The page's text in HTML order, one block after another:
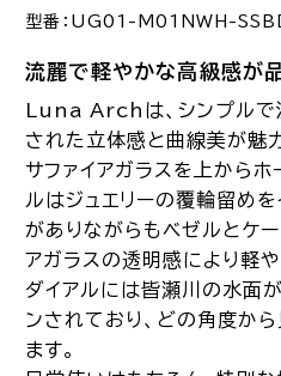
型番：UG01-M01NWH-
流麗で軽やかな高級感が
Luna Archは、シンプルで
された立体感と曲線美が魅
サファイアガラスを上から
ルはジュエリーの覆輪留め
がありながらもベゼルとケ
アガラスの透明感により軽
ダイアルには皆瀬川の水面
ンされており、どの角度か
ます。